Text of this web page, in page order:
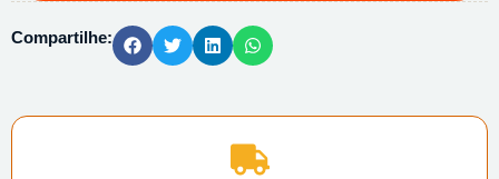
Compartilhe: